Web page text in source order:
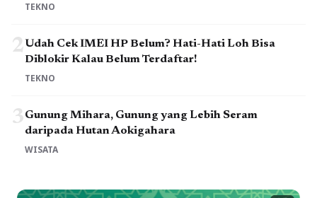
TEKNO
2Udah Cek IMEI HP Belum? Hati-Hati Loh Bisa
Diblokir Kalau Belum Terdaftar!
TEKNO
3Gunung Mihara, Gunung yang Lebih Seram
daripada Hutan Aokigahara
WISATA